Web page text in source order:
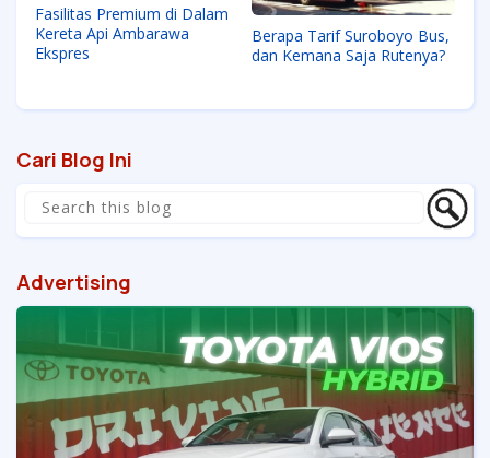
Fasilitas Premium di Dalam
Kereta Api Ambarawa
Ekspres
Berapa Tarif Suroboyo Bus,
dan Kemana Saja Rutenya?
Cari Blog Ini
Advertising